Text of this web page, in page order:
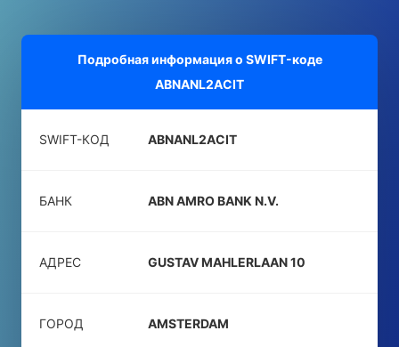
Подробная информация о SWIFT-коде
ABNANL2ACIT
SWIFT-КОД ABNANL2ACIT
БАНК ABN AMRO BANK N.V.
АДРЕС GUSTAV MAHLERLAAN 10
ГОРОД AMSTERDAM